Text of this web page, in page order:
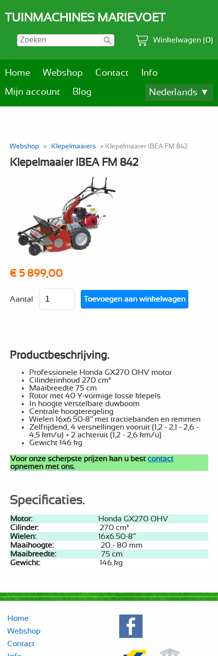
TUINMACHINES MARIEVOET
Winkelwagen (0)
Home Webshop Contact Info
Mijn account Blog Nederlands ▼
Webshop » Klepelmaaiers » Klepelmaaier IBEA FM 842
Klepelmaaier IBEA FM 842
€ 5 899,00
Aantal
Productbeschrijving.
Professionele Honda GX270 OHV motor
Cilinderinhoud 270 cm³
Maaibreedte 75 cm
Rotor met 40 Y-vormige losse klepels
In hoogte verstelbare duwboom
Centrale hoogteregeling
Wielen 16x6.50-8” met tractiebanden en remmen
Zelfrijdend, 4 versnellingen vooruit (1,2 - 2,1 - 2,6 -
4,5 km/u) + 2 achteruit (1,2 - 2,6 km/u)
Gewicht 146 kg
Voor onze scherpste prijzen kan u bestcontact
opnemen met ons.
Specificaties.
Motor:
Honda GX270 OHV
Cilinder:
270 cm³
Wielen:
16x6.50-8”
Maaihoogte:
20 - 80 mm
Maaibreedte:
75 cm
Gewicht:
146 kg
Home
Webshop
Contact